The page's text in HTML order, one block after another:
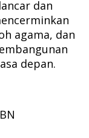
dan
agama, dan
depan.